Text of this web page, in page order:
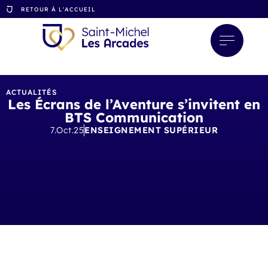
RETOUR À L'ACCUEIL
ACTUALITÉS
Les Écrans de l’Aventure s’invitent en
BTS Communication
7.Oct.25ENSEIGNEMENT SUPÉRIEUR